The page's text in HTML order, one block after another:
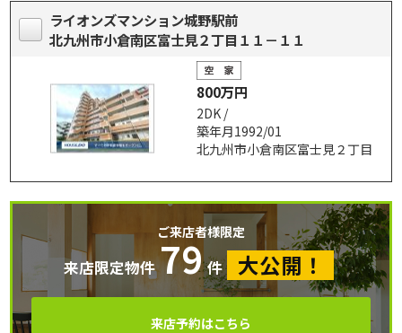
ライオンズマンション城野駅前
北九州市小倉南区富士見２丁目１１－１１
800万円
2DK /
築年月1992/01
北九州市小倉南区富士見２丁目
ご来店者様限定
来店限定物件 79 件 大公開！
来店予約はこちら